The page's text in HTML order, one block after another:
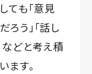
ても「意見
う」「話し
などと考え積
ます。